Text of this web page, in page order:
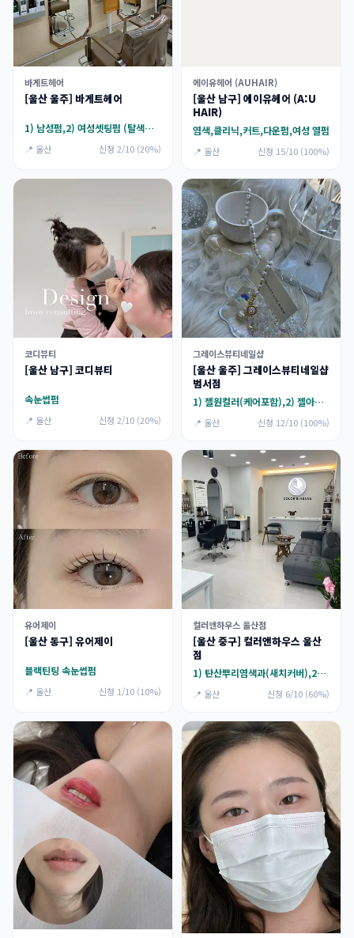
바게트헤어
[울산 울주] 바게트헤어
1) 남성펌,2) 여성셋팅펌 (탈색머리x)
📍 울산 신청 2/10 (20%)
에이유헤어 (AUHAIR)
[울산 남구] 에이유헤어 (A:U
HAIR)
염색,클리닉,커트,다운펌,여성 열펌
📍 울산 신청 15/10 (100%)
코디뷰티
[울산 남구] 코디뷰티
속눈썹펌
📍 울산 신청 2/10 (20%)
그레이스뷰티네일샵
[울산 울주] 그레이스뷰티네일샵
범서점
1) 젤원컬러(케어포함),2) 젤아트(케어포함)
📍 울산 신청 12/10 (100%)
유어제이
[울산 동구] 유어제이
블랙틴팅 속눈썹펌
📍 울산 신청 1/10 (10%)
컬러앤하우스 울산점
[울산 중구] 컬러앤하우스 울산
점
1) 탄산뿌리염색과(새치커버),2) 모발클리닉
📍 울산 신청 6/10 (60%)